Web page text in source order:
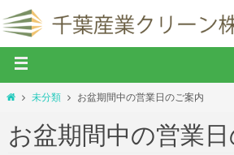
未分類 お盆期間中の営業日のご案内
お盆期間中の営業